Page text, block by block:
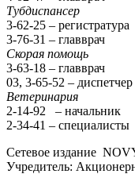
Тубдиспансер
3-62-25 – регистратура
3-76-31 – главврач
Скорая помощь
3-63-18 – главврач
03, 3-65-52 – диспетчер
Ветеринария
2-14-92 – начальник
2-34-41 – специалисты
Сетевое издание
Учредитель: